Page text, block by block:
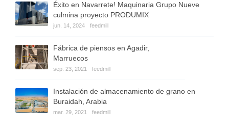
Éxito en Navarrete! Maquinaria Grupo Nueve
culmina proyecto PRODUMIX
jun. 14, 2024 feedmill
Fábrica de piensos en Agadir,
Marruecos
sep. 23, 2021 feedmill
Instalación de almacenamiento de grano en
Buraidah, Arabia
mar. 29, 2021 feedmill